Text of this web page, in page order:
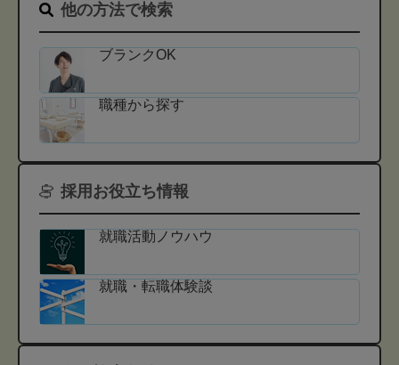
他の方法で検索
ブランクOK
職種から探す
採用お役立ち情報
就職活動ノウハウ
就職・転職体験談